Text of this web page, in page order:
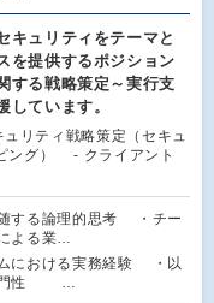
キュリティをテーマと
を提供するポジション
する戦略策定～実行支
しています。
リティ戦略策定（セキュ
ング） - クライアント
する論理的思考 ・チー
よる業…
における実務経験 ・以
専門性 …